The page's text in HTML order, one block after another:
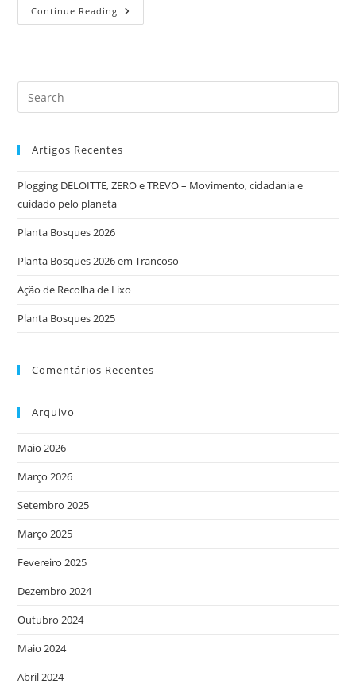
Continue Reading
Artigos Recentes
Plogging DELOITTE, ZERO e TREVO – Movimento, cidadania e
cuidado pelo planeta
Planta Bosques 2026
Planta Bosques 2026 em Trancoso
Ação de Recolha de Lixo
Planta Bosques 2025
Comentários Recentes
Arquivo
Maio 2026
Março 2026
Setembro 2025
Março 2025
Fevereiro 2025
Dezembro 2024
Outubro 2024
Maio 2024
Abril 2024